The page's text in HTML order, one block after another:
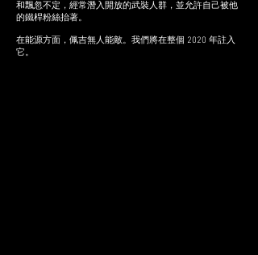
和飄忽不定，經常潛入開放的武裝人群，並允許自己被他
的鐵桿粉絲抬著。
在能源方面，佩吉無人能敵。我們將在整個 2020 年註入
它。​